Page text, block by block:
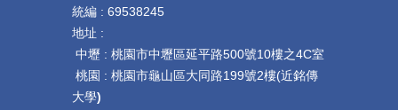
統編 : 69538245
地址 :
中壢 : 桃園市中壢區延平路500號10樓之4C室
桃園 : 桃園市龜山區大同路199號2樓(近銘傳
大學)